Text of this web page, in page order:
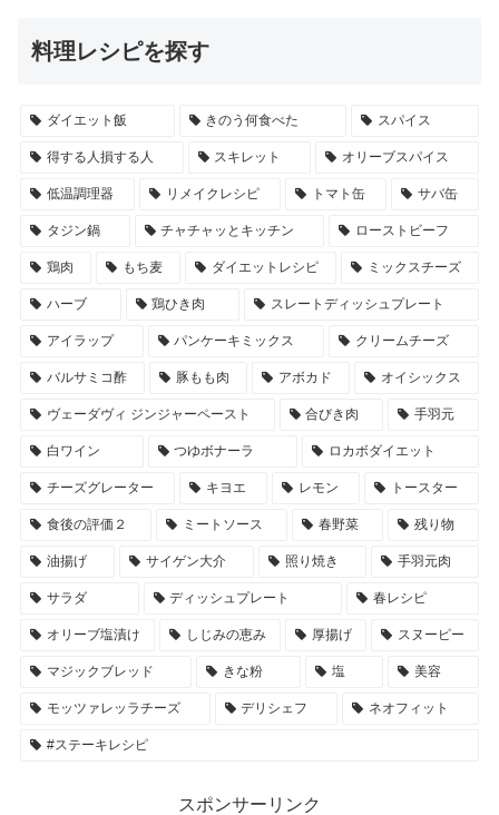
料理レシピを探す
ダイエット飯 きのう何食べた スパイス
得する人損する人 スキレット オリーブスパイス
低温調理器 リメイクレシピ トマト缶 サバ缶
タジン鍋 チャチャッとキッチン ローストビーフ
鶏肉 もち麦 ダイエットレシピ ミックスチーズ
ハーブ 鶏ひき肉 スレートディッシュプレート
アイラップ パンケーキミックス クリームチーズ
バルサミコ酢 豚もも肉 アボカド オイシックス
ヴェーダヴィ ジンジャーペースト 合びき肉 手羽元
白ワイン つゆボナーラ ロカボダイエット
チーズグレーター キヨエ レモン トースター
食後の評価２ ミートソース 春野菜 残り物
油揚げ サイゲン大介 照り焼き 手羽元肉
サラダ ディッシュプレート 春レシピ
オリーブ塩漬け しじみの恵み 厚揚げ スヌーピー
マジックブレッド きな粉 塩 美容
モッツァレッラチーズ デリシェフ ネオフィット
#ステーキレシピ
スポンサーリンク